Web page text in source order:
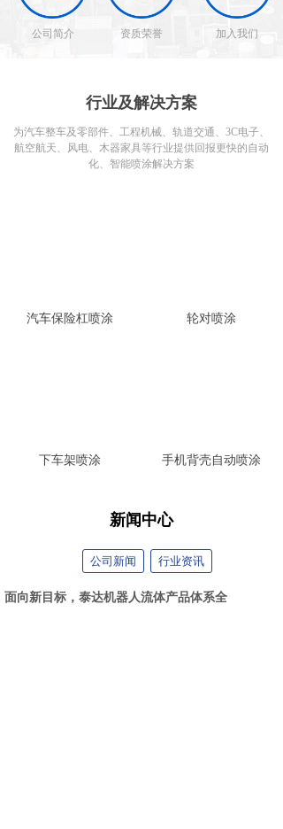
公司简介 资质荣誉 加入我们
行业及解决方案
汽车保险杠喷涂 轮对喷涂
下车架喷涂 手机背壳自动喷涂
为汽车整车及零部件、工程机械、轨道交通、3C电子、
航空航天、风电、木器家具等行业提供回报更快的自动
化、智能喷涂解决方案
公司新闻 行业资讯
面向新目标，泰达机器人流体产品体系全
新闻中心